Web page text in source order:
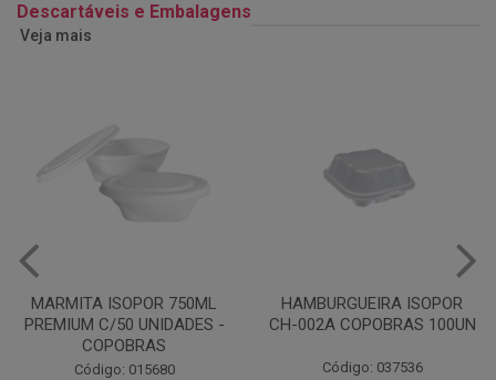
Descartáveis e Embalagens
Veja mais
HAMBURGUEIRA ISOPOR
CH-002A COPOBRAS 100UN
Código: 037536
CAIXA PARDA PIZZA N30
OITAVADA BALUARTE C/10
Código: 001124